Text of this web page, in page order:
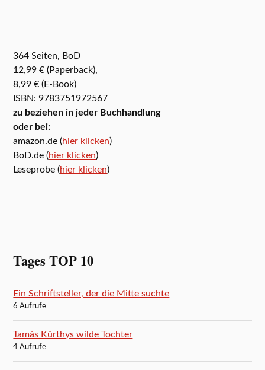
364 Seiten, BoD
12,99 € (Paperback),
8,99 € (E-Book)
ISBN: 9783751972567
zu beziehen in jeder Buchhandlung
oder bei:
amazon.de (hier klicken)
BoD.de (hier klicken)
Leseprobe (hier klicken)
Tages TOP 10
Ein Schriftsteller, der die Mitte suchte
6 Aufrufe
Tamás Kürthys wilde Tochter
4 Aufrufe